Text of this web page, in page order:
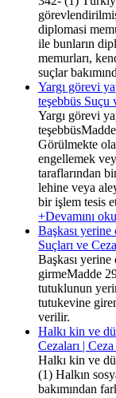
diplomasi
ile bunların
memurları,
suçlar
Yargı görevi
teşebbüs Suçu
Yargı görevi
Görülmekte
engellemek
taraflarından
lehine veya
bir işlem tesis
+Devamını oku
Başkası
Suçları ve
Başkası
girmeMadde
tutuklunun
tutukevine
verilir.
Halkı kin ve
Cezaları |
Halkı kin ve
(1) Halkın
bakımından